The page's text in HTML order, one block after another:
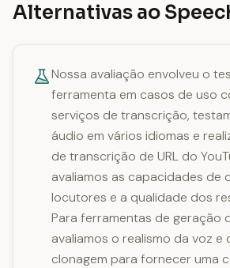
Alternativas ao
Nossa avaliação envolveu o
ferramenta em casos de uso
serviços de transcrição,
áudio em vários idiomas e
de transcrição de URL do
avaliamos as capacidades de
locutores e a qualidade dos
Para ferramentas de geração
avaliamos o realismo da voz e
clonagem para fornecer uma